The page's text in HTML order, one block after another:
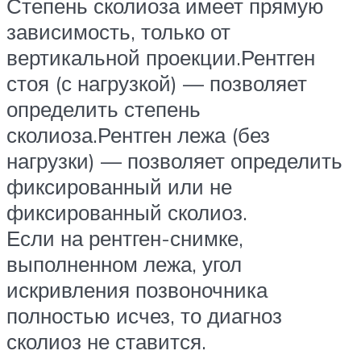
Степень сколиоза имеет прямую
зависимость, только от
вертикальной проекции.Рентген
стоя (с нагрузкой) — позволяет
определить степень
сколиоза.Рентген лежа (без
нагрузки) — позволяет определить
фиксированный или не
фиксированный сколиоз.
Если на рентген-снимке,
выполненном лежа, угол
искривления позвоночника
полностью исчез, то диагноз
сколиоз не ставится.